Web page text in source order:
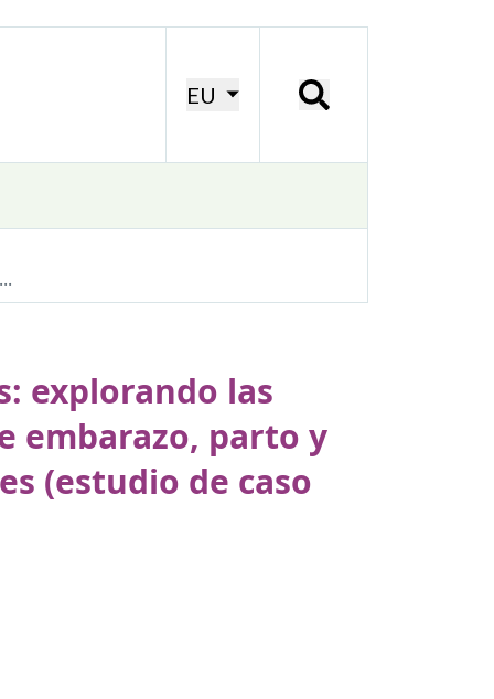
EU
explorando las
embarazo, parto y
(estudio de caso